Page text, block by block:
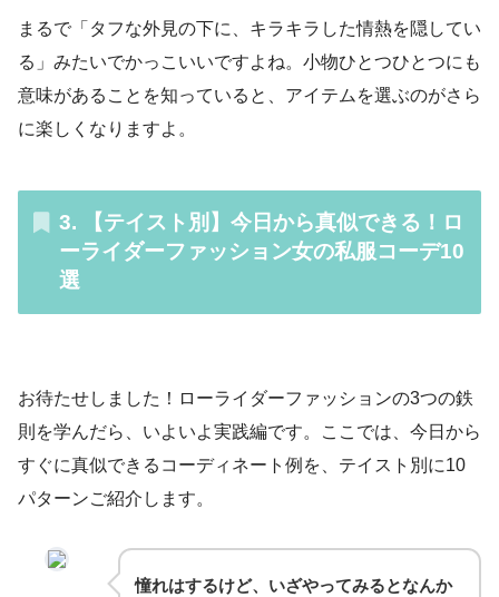
まるで「タフな外見の下に、キラキラした情熱を隠してい
る」みたいでかっこいいですよね。小物ひとつひとつにも
意味があることを知っていると、アイテムを選ぶのがさら
に楽しくなりますよ。
3. 【テイスト別】今日から真似できる！ロ
ーライダーファッション女の私服コーデ10
選
お待たせしました！ローライダーファッションの3つの鉄
則を学んだら、いよいよ実践編です。ここでは、今日から
すぐに真似できるコーディネート例を、テイスト別に10
パターンご紹介します。
憧れはするけど、いざやってみるとなんか